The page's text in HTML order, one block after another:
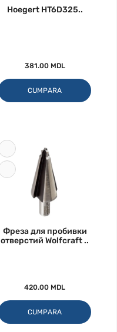
Hoegert HT6D325..
381.00 MDL
CUMPARA
Фреза для пробивки
отверстий Wolfcraft ..
420.00 MDL
CUMPARA